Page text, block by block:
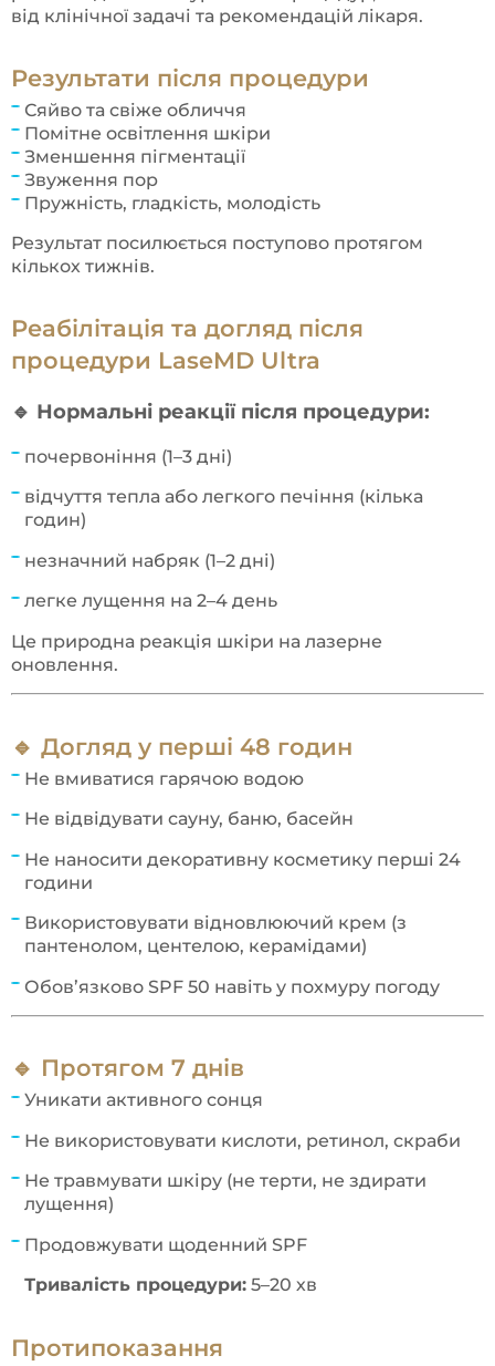
від клінічної задачі та рекомендацій лікаря.
Результати після процедури
Сяйво та свіже обличчя
Помітне освітлення шкіри
Зменшення пігментації
Звуження пор
Пружність, гладкість, молодість
Результат посилюється поступово протягом
кількох тижнів.
Реабілітація та догляд після
процедури LaseMD Ultra
🔹 Нормальні реакції після процедури:
почервоніння (1–3 дні)
відчуття тепла або легкого печіння (кілька
годин)
незначний набряк (1–2 дні)
легке лущення на 2–4 день
Це природна реакція шкіри на лазерне
оновлення.
🔹 Догляд у перші 48 годин
Не вмиватися гарячою водою
Не відвідувати сауну, баню, басейн
Не наносити декоративну косметику перші 24
години
Використовувати відновлюючий крем (з
пантенолом, центелою, керамідами)
Обов’язково SPF 50 навіть у похмуру погоду
🔹 Протягом 7 днів
Уникати активного сонця
Не використовувати кислоти, ретинол, скраби
Не травмувати шкіру (не терти, не здирати
лущення)
Продовжувати щоденний SPF
Тривалість процедури:5–20 хв
Протипоказання